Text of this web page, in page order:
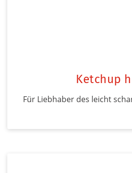
Ketchup
Für Liebhaber des leicht